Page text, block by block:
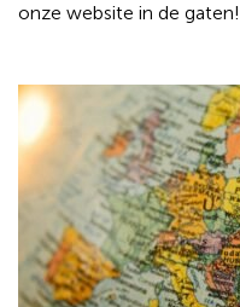
onze website in de gaten!